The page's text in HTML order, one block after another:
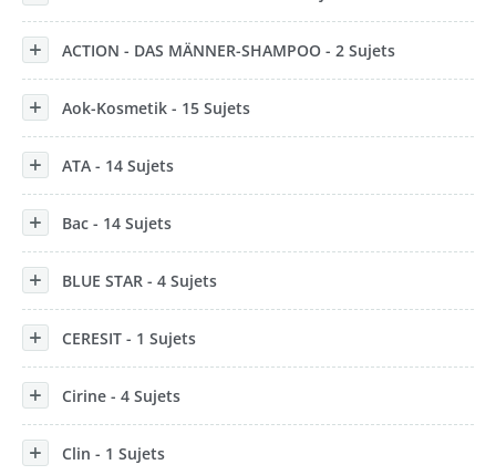
ACTION - DAS MÄNNER-SHAMPOO - 2 Sujets
Aok-Kosmetik - 15 Sujets
ATA - 14 Sujets
Bac - 14 Sujets
BLUE STAR - 4 Sujets
CERESIT - 1 Sujets
Cirine - 4 Sujets
Clin - 1 Sujets